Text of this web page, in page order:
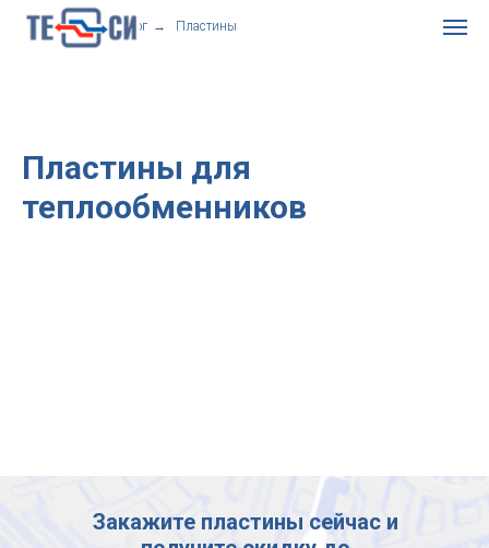
Главная → Каталог → Пластины
Пластины для
теплообменников
Закажите пластины сейчас и